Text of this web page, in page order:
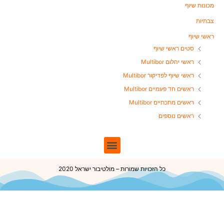
מכונות שיוף
צבתיות
ראשי שיוף
סטים ראשי שיוף
ראשי יהלום Multibor
ראשי שיוף לפדיקור Multibor
ראשים חד פעמיים Multibor
ראשים מתכתיים Multibor
ראשים נוספים
כל הזכויות שמורות – מולטיבור ישראל 2020